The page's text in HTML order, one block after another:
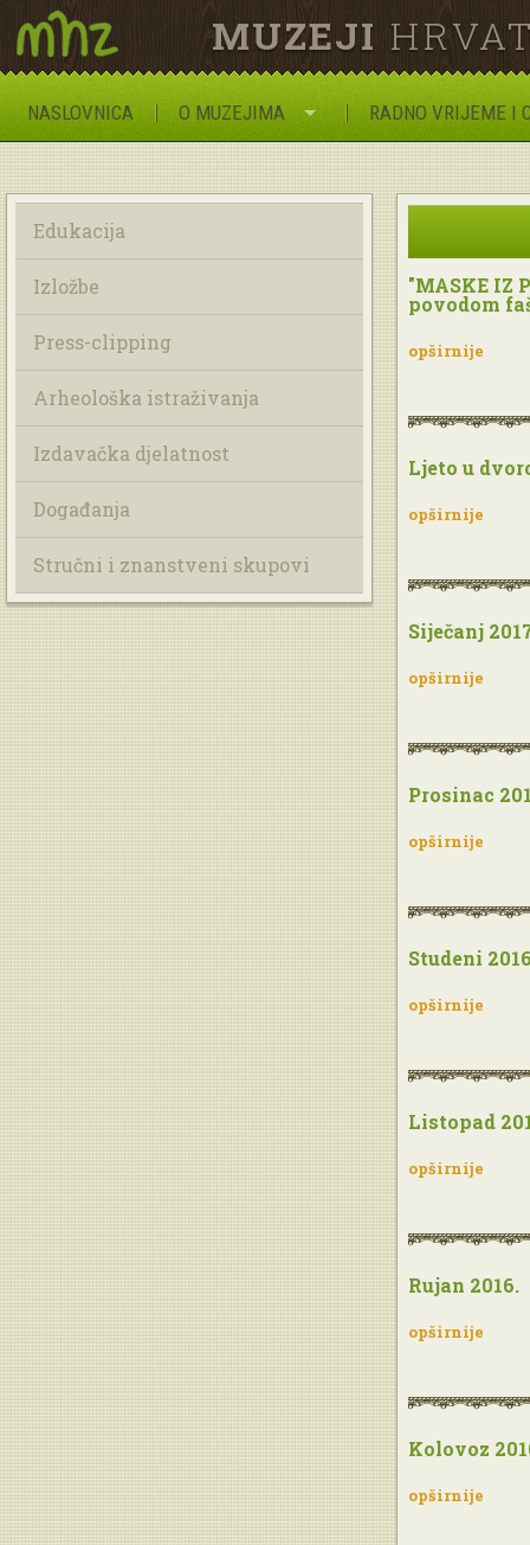
MUZEJI
NASLOVNICA O MUZEJIMA RADNO VRIJEME I
Edukacija
Izložbe
Press-clipping
Arheološka istraživanja
Izdavačka djelatnost
Događanja
Stručni i znanstveni skupovi
"MASKE IZ
povodom
opširnije
Ljeto u
opširnije
Siječanj
opširnije
Prosinac
opširnije
Studeni
opširnije
Listopad
opširnije
Rujan 2016.
opširnije
Kolovoz
opširnije